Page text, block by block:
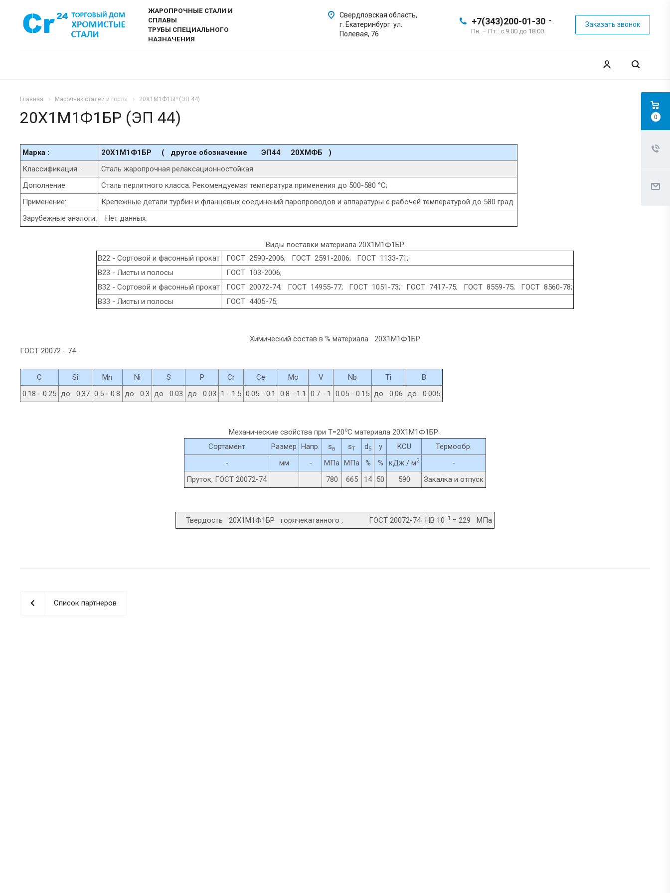
ЖАРОПРОЧНЫЕ СТАЛИ И
СПЛАВЫ
ТРУБЫ СПЕЦИАЛЬНОГО
НАЗНАЧЕНИЯ
+7(343)200-01-30
Пн. – Пт.: с 9:00 до 18:00
Заказать звонок
Свердловская область,
г. Екатеринбург ул.
Полевая, 76
Главная Марочник сталей и госты 20Х1М1Ф1БР (ЭП 44)
20Х1М1Ф1БР (ЭП 44)
Марка :
20Х1М1Ф1БР ( другое обозначение ЭП44 20ХМФБ )
Классификация :
Сталь жаропрочная релаксационностойкая
Дополнение:
Сталь перлитного класса. Рекомендуемая температура применения до 500-580 °С;
Применение:
Крепежные детали турбин и фланцевых соединений паропроводов и аппаратуры с рабочей температурой до 580 град.
Зарубежные аналоги:
Нет данных
Виды поставки материала 20Х1М1Ф1БР
В22 - Сортовой и фасонный прокат
ГОСТ 2590-2006; ГОСТ 2591-2006; ГОСТ 1133-71;
В23 - Листы и полосы
ГОСТ 103-2006;
В32 - Сортовой и фасонный прокат
ГОСТ 20072-74; ГОСТ 14955-77; ГОСТ 1051-73; ГОСТ 7417-75; ГОСТ 8559-75; ГОСТ 8560-78;
В33 - Листы и полосы
ГОСТ 4405-75;
Химический состав в % материала 20Х1М1Ф1БР
ГОСТ 20072 - 74
C Si Mn Ni S P Cr Ce Mo V Nb Ti
B
0.18 - 0.25 до 0.37 0.5 - 0.8 до 0.3 до 0.03 до 0.03 1 - 1.5 0.05 - 0.1 0.8 - 1.1 0.7 - 1 0.05 - 0.15 до 0.06 до 0.005
Механические свойства при Т=20oС материала 20Х1М1Ф1БР .
Сортамент
Размер Напр. sв sT d5 y KCU
Термообр.
-
мм - МПа МПа % % кДж / м2
-
Пруток, ГОСТ 20072-74
780 665 14 50 590 Закалка и отпуск
Твердость 20Х1М1Ф1БР горячекатанного , ГОСТ 20072-74 HB 10 -1 = 229 МПа
Список партнеров
0